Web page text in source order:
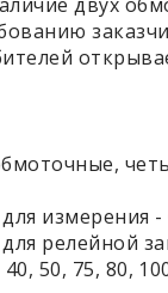
измерения -
релейной
50, 75, 80,